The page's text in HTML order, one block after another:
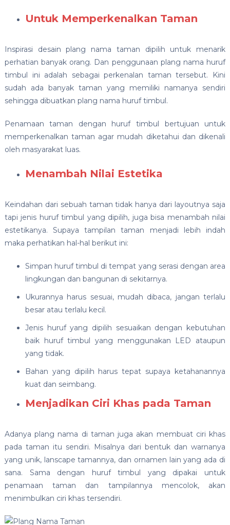
Untuk Memperkenalkan Taman
Inspirasi desain plang nama taman dipilih untuk menarik
perhatian banyak orang. Dan penggunaan plang nama huruf
timbul ini adalah sebagai perkenalan taman tersebut. Kini
sudah ada banyak taman yang memiliki namanya sendiri
sehingga dibuatkan plang nama huruf timbul.
Penamaan taman dengan huruf timbul bertujuan untuk
memperkenalkan taman agar mudah diketahui dan dikenali
oleh masyarakat luas.
Menambah Nilai Estetika
Keindahan dari sebuah taman tidak hanya dari layoutnya saja
tapi jenis huruf timbul yang dipilih, juga bisa menambah nilai
estetikanya. Supaya tampilan taman menjadi lebih indah
maka perhatikan hal-hal berikut ini:
Simpan huruf timbul di tempat yang serasi dengan area
lingkungan dan bangunan di sekitarnya.
Ukurannya harus sesuai, mudah dibaca, jangan terlalu
besar atau terlalu kecil.
Jenis huruf yang dipilih sesuaikan dengan kebutuhan
baik huruf timbul yang menggunakan LED ataupun
yang tidak.
Bahan yang dipilih harus tepat supaya ketahanannya
kuat dan seimbang.
Menjadikan Ciri Khas pada Taman
Adanya plang nama di taman juga akan membuat ciri khas
pada taman itu sendiri. Misalnya dari bentuk dan warnanya
yang unik, lanscape tamannya, dan ornamen lain yang ada di
sana. Sama dengan huruf timbul yang dipakai untuk
penamaan taman dan tampilannya mencolok, akan
menimbulkan ciri khas tersendiri.